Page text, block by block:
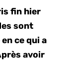
fin hier
sont
ce qui a
avoir